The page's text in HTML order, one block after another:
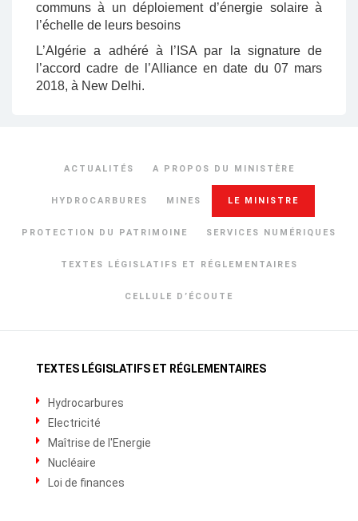
communs à un déploiement d’énergie solaire à
l’échelle de leurs besoins
L’Algérie a adhéré à l’ISA par la signature de
l’accord cadre de l’Alliance en date du 07 mars
2018, à New Delhi.
ACTUALITÉS A PROPOS DU MINISTÈRE
HYDROCARBURES MINES LE MINISTRE
PROTECTION DU PATRIMOINE SERVICES NUMÉRIQUES
TEXTES LÉGISLATIFS ET RÉGLEMENTAIRES
CELLULE D’ÉCOUTE
TEXTES LÉGISLATIFS ET RÉGLEMENTAIRES
Hydrocarbures
Electricité
Maîtrise de l'Energie
Nucléaire
Loi de finances